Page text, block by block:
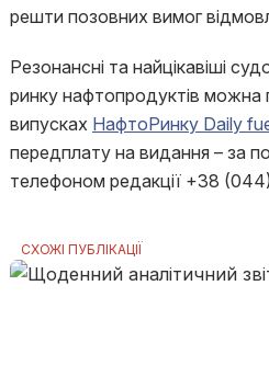
решти позовних вимог
Резонансні та найцікавіші
ринку нафтопродуктів
випусках НафтоРинку Daily
передплату на видання – за
телефоном редакції +38
СХОЖІ ПУБЛІКАЦІЇ